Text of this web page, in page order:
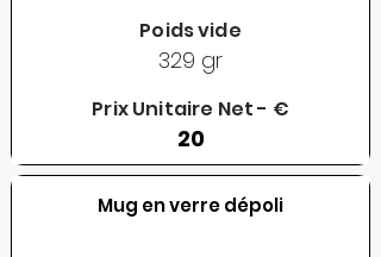
Poids vide
329 gr
Prix Unitaire Net - €
20
Mug en verre dépoli